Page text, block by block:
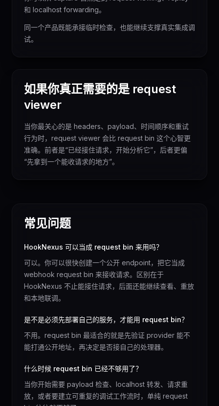
和 localhost forwarding。
同一个产品既能承接临时检查，也能继续支撑真实集成调
试。
如果你真正需要的是 request
viewer
当你最关心的是 headers、payload、时间顺序和重试
行为时，request viewer 会比 request bin 这个心智更
准确。前者是“已经接住请求，开始分析它”，后者更偏
“先拿到一个能收请求的地方”。
常见问题
HookNexus 可以当成 request bin 来用吗？
可以。你可以很快创建一个公开 endpoint，把它当成
webhook request bin 来接收请求。区别在于
HookNexus 不止能接住请求，后面还能继续查看、重放
和本地联调。
是不是必须先部署自己的服务，才能用 request bin？
不用。request bin 最适合的就是先验证 provider 能不
能打通公开地址，再决定是否接自己的处理器。
什么时候 request bin 已经不够用了？
当你开始需要 payload 检查、localhost 转发、请求重
放，或者要建立可重复的调试工作流时，单纯 request